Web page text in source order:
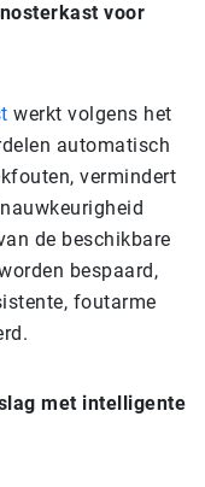
voor
werkt volgens het
automatisch
vermindert
de beschikbare
bespaard,
foutarme
met intelligente